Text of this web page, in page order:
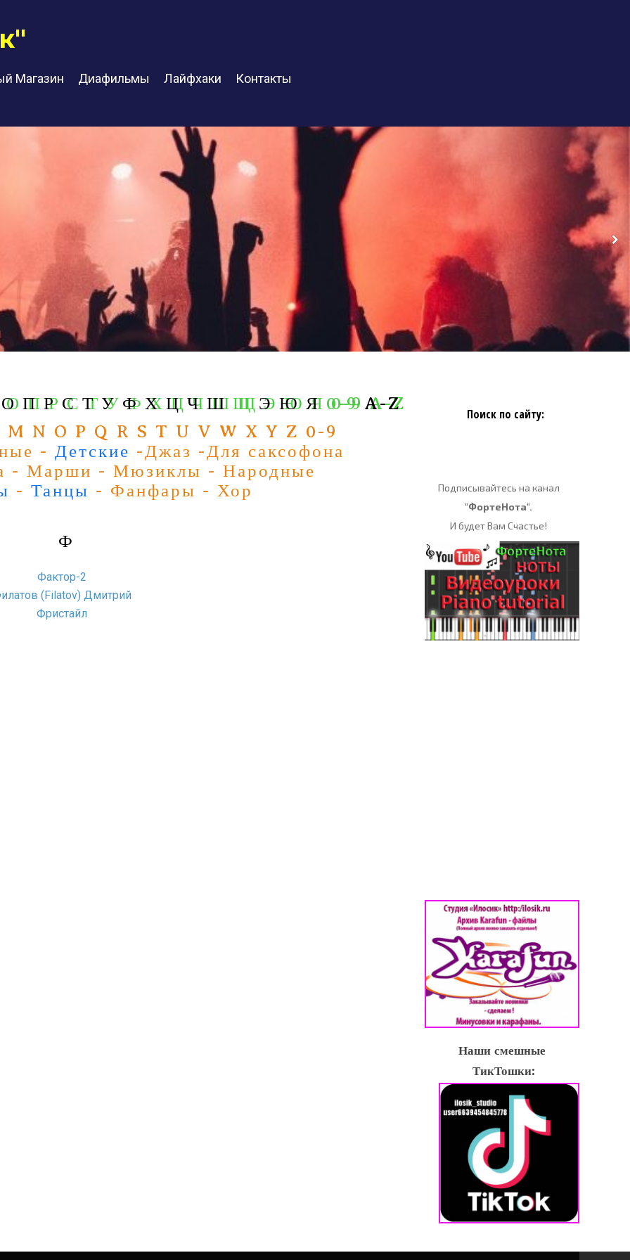
Магазин Диафильмы Лайфхаки Контакты
Поиск по сайту:
Подписывайтесь на канал
"ФортеНота".
И будет Вам Счастье!
Наши смешные
ТикТошки:
О П Р С Т У Ф Х Ц Ч ШЩ Э Ю Я0-9 A-Z
N O P Q R S T U V W X Y Z 0-9
- Детские -Джаз -Для саксофона
- Марши - Мюзиклы - Народные
- Танцы - Фанфары - Хор
П Р С Т У Ф Х Ц Ч Ш Щ Э Ю Я 0-9 A-Z
Ф
Фактор-2
(Filatov) Дмитрий
Фристайл